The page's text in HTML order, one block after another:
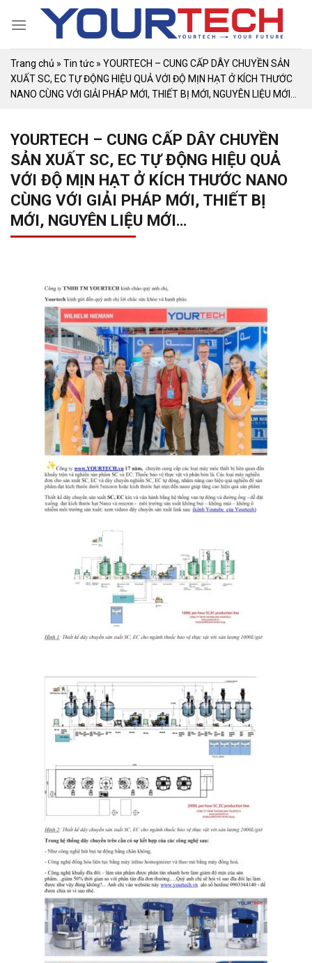
Trang chủ » Tin tức » YOURTECH – CUNG CẤP DÂY CHUYỀN SẢN
XUẤT SC, EC TỰ ĐỘNG HIỆU QUẢ VỚI ĐỘ MỊN HẠT Ở KÍCH THƯỚC
NANO CÙNG VỚI GIẢI PHÁP MỚI, THIẾT BỊ MỚI, NGUYÊN LIỆU MỚI…
YOURTECH – CUNG CẤP DÂY CHUYỀN
SẢN XUẤT SC, EC TỰ ĐỘNG HIỆU QUẢ
VỚI ĐỘ MỊN HẠT Ở KÍCH THƯỚC NANO
CÙNG VỚI GIẢI PHÁP MỚI, THIẾT BỊ
MỚI, NGUYÊN LIỆU MỚI…